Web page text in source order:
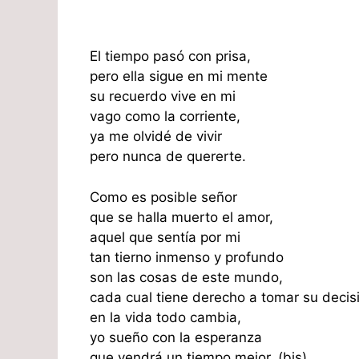
El tiempo pasó con prisa,
pero ella sigue en mi mente
su recuerdo vive en mi
vago como la corriente,
ya me olvidé de vivir
pero nunca de quererte.
Como es posible señor
que se halla muerto el amor,
aquel que sentía por mi
tan tierno inmenso y profundo
son las cosas de este mundo,
cada cual tiene derecho a tomar su
en la vida todo cambia,
yo sueño con la esperanza